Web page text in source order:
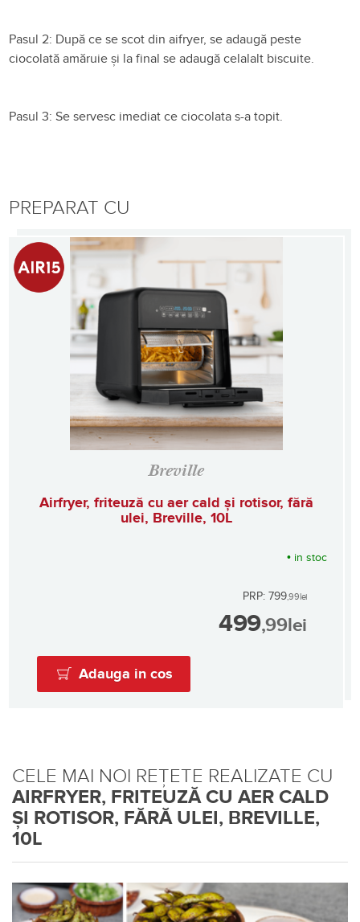
Pasul 2: După ce se scot din aifryer, se adaugă peste
ciocolată amăruie și la final se adaugă celalalt biscuite.
Pasul 3: Se servesc imediat ce ciocolata s-a topit.
PREPARAT CU
Breville
Airfryer, friteuză cu aer cald și rotisor, fără
ulei, Breville, 10L
• in stoc
PRP: 799,99lei
499,99lei
Adauga in cos
CELE MAI NOI REȚETE REALIZATE CU
AIRFRYER, FRITEUZĂ CU AER CALD
ȘI ROTISOR, FĂRĂ ULEI, BREVILLE,
10L